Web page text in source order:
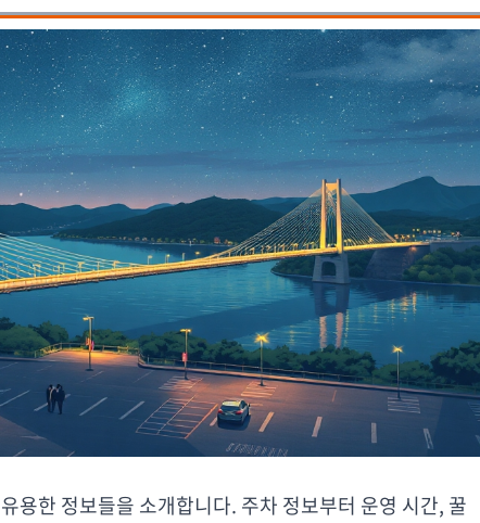
용한 정보들을 소개합니다. 주차 정보부터 운영 시간, 꿀